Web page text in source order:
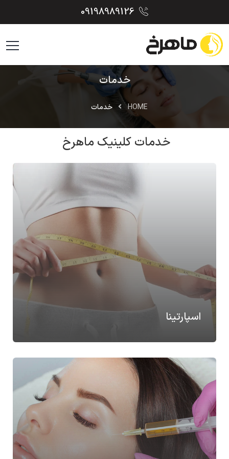
خدمات
HOME خدمات
خدمات کلینیک ماهرخ
اسپارتینا